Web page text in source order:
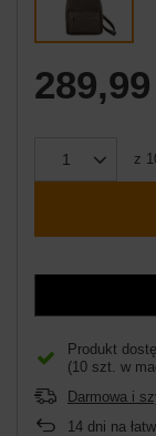
289,99
z
Produkt
(10 szt. w
Darmowa i
14 dni na